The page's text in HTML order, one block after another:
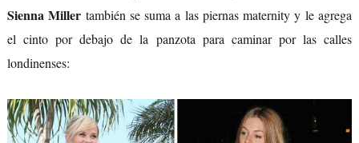
Sienna Miller también se suma a las piernas maternity y le agrega
el cinto por debajo de la panzota para caminar por las calles
londinenses: